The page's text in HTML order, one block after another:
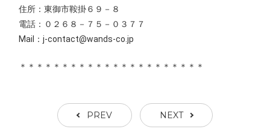
住所：東御市鞍掛６９－８
電話：０２６８－７５－０３７７
Mail：j-contact@wands-co.jp
＊＊＊＊＊＊＊＊＊＊＊＊＊＊＊＊＊＊＊＊＊＊
PREV NEXT